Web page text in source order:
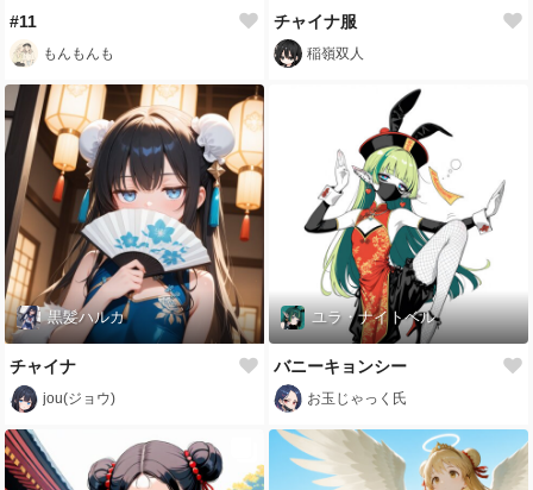
#11
もんもんも
チャイナ服
稲嶺双人
黒髪ハルカ
チャイナ
jou(ジョウ)
ユラ・ナイトベル
バニーキョンシー
お玉じゃっく氏